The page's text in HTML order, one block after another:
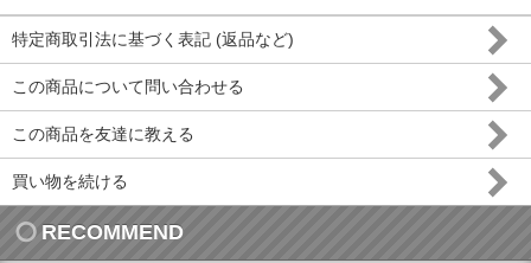
特定商取引法に基づく表記 (返品など)
この商品について問い合わせる
この商品を友達に教える
買い物を続ける
RECOMMEND